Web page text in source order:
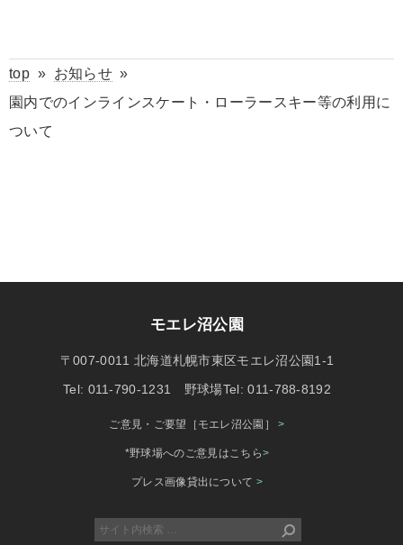
top» お知らせ»
園内でのインラインスケート・ローラースキー等の利用に
ついて
モエレ沼公園
〒007-0011 北海道札幌市東区モエレ沼公園1-1
Tel: 011-790-1231 野球場Tel: 011-788-8192
ご意見・ご要望［モエレ沼公園］>
*野球場へのご意見はこちら>
プレス画像貸出について >